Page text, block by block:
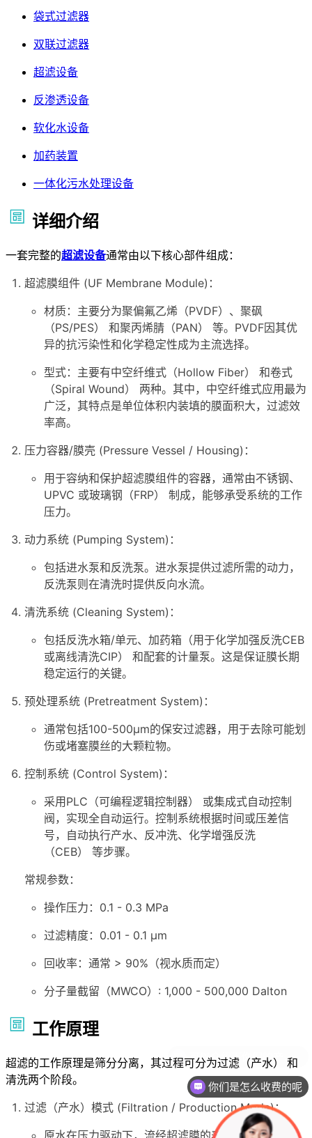
袋式过滤器
双联过滤器
超滤设备
反渗透设备
软化水设备
加药装置
一体化污水处理设备
详细介绍
一套完整的超滤设备通常由以下核心部件组成：
超滤膜组件 (UF Membrane Module)：
材质：主要分为聚偏氟乙烯（PVDF）、聚砜
（PS/PES） 和聚丙烯腈（PAN） 等。PVDF因其优
异的抗污染性和化学稳定性成为主流选择。
型式：主要有中空纤维式（Hollow Fiber） 和卷式
（Spiral Wound） 两种。其中，中空纤维式应用最为
广泛，其特点是单位体积内装填的膜面积大，过滤效
率高。
压力容器/膜壳 (Pressure Vessel / Housing)：
用于容纳和保护超滤膜组件的容器，通常由不锈钢、
UPVC 或玻璃钢（FRP） 制成，能够承受系统的工作
压力。
动力系统 (Pumping System)：
包括进水泵和反洗泵。进水泵提供过滤所需的动力，
反洗泵则在清洗时提供反向水流。
清洗系统 (Cleaning System)：
包括反洗水箱/单元、加药箱（用于化学加强反洗CEB
或离线清洗CIP） 和配套的计量泵。这是保证膜长期
稳定运行的关键。
预处理系统 (Pretreatment System)：
通常包括100-500μm的保安过滤器，用于去除可能划
伤或堵塞膜丝的大颗粒物。
控制系统 (Control System)：
采用PLC（可编程逻辑控制器） 或集成式自动控制
阀，实现全自动运行。控制系统根据时间或压差信
号，自动执行产水、反冲洗、化学增强反洗
（CEB） 等步骤。
常规参数：
操作压力：0.1 - 0.3 MPa
过滤精度：0.01 - 0.1 μm
回收率：通常 > 90%（视水质而定）
分子量截留（MWCO）: 1,000 - 500,000 Dalton
工作原理
超滤的工作原理是筛分分离，其过程可分为过滤（产水） 和
清洗两个阶段。
过滤（产水）模式 (Filtration / Production Mode)：
原水在压力驱动下，流经超滤膜的表面。
你们是怎么收费的呢